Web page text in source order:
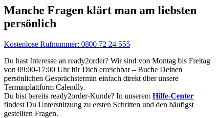
Manche Fragen klärt man am liebsten
persönlich
Kostenlose Rufnummer: 0800 72 24 555
Du hast Interesse an ready2order? Wir sind von Montag bis Freitag
von 09:00-17:00 Uhr für Dich erreichbar – Buche Deinen
persönlichen Gesprächstermin einfach direkt über unsere
Terminplattform Calendly.
Du bist bereits ready2order-Kunde? In unserem Hilfe-Center
findest Du Unterstützung zu ersten Schritten und den häufigst
gestellten Fragen.